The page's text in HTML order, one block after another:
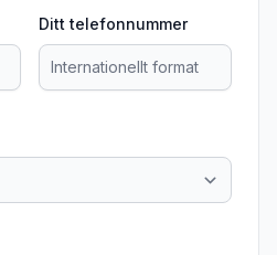
Ditt telefonnummer